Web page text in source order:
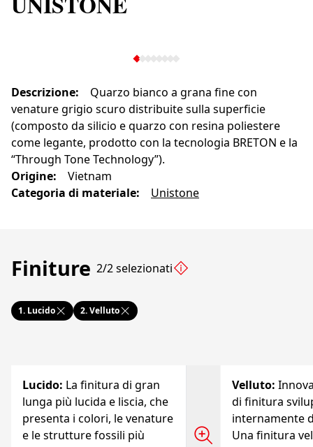
Descrizione:
Quarzo bianco a grana fine con
venature grigio scuro distribuite sulla superficie
(composto da silicio e quarzo con resina poliestere
come legante, prodotto con la tecnologia BRETON e la
“Through Tone Technology”).
Origine:
Vietnam
Categoria di materiale: Unistone
Finiture 2/2 selezionati
1. Lucido 2.Velluto
Lucido: La finitura di gran
lunga più lucida e liscia, che
presenta i colori, le venature
e le strutture fossili più
Velluto:
di finitura
internamente
Una finitura